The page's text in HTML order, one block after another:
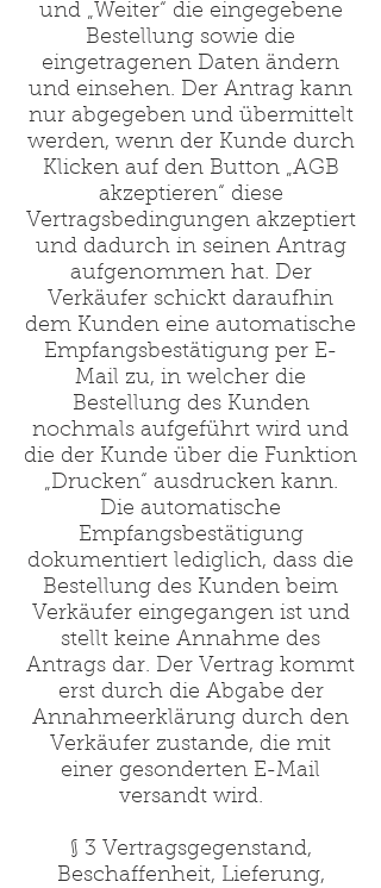
und „Weiter“ die eingegebene
Bestellung sowie die
eingetragenen Daten ändern
und einsehen. Der Antrag kann
nur abgegeben und übermittelt
werden, wenn der Kunde durch
Klicken auf den Button „AGB
akzeptieren“ diese
Vertragsbedingungen akzeptiert
und dadurch in seinen Antrag
aufgenommen hat. Der
Verkäufer schickt daraufhin
dem Kunden eine automatische
Empfangsbestätigung per E-
Mail zu, in welcher die
Bestellung des Kunden
nochmals aufgeführt wird und
die der Kunde über die Funktion
„Drucken“ ausdrucken kann.
Die automatische
Empfangsbestätigung
dokumentiert lediglich, dass die
Bestellung des Kunden beim
Verkäufer eingegangen ist und
stellt keine Annahme des
Antrags dar. Der Vertrag kommt
erst durch die Abgabe der
Annahmeerklärung durch den
Verkäufer zustande, die mit
einer gesonderten E-Mail
versandt wird.
§ 3 Vertragsgegenstand,
Beschaffenheit, Lieferung,